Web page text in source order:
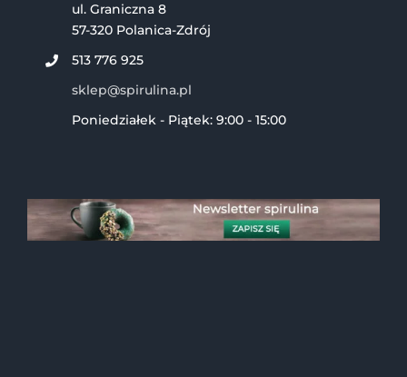
ul. Graniczna 8
57-320 Polanica-Zdrój
513 776 925
sklep@spirulina.pl
Poniedziałek - Piątek: 9:00 - 15:00